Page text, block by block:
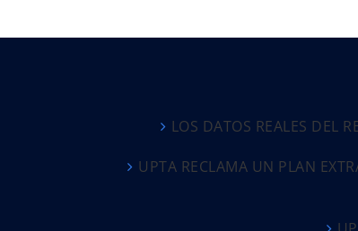
LOS DATOS REALES DEL
UPTA RECLAMA UN PLAN